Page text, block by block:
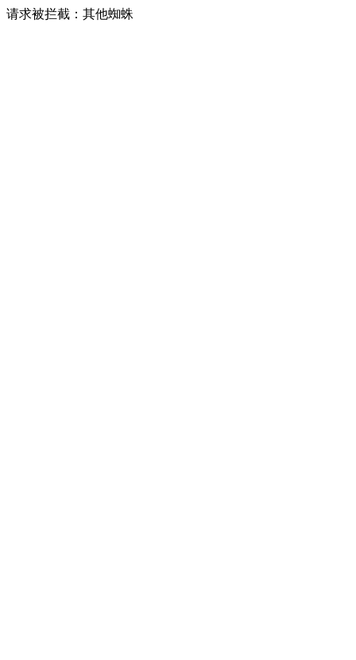
请求被拦截：其他蜘蛛